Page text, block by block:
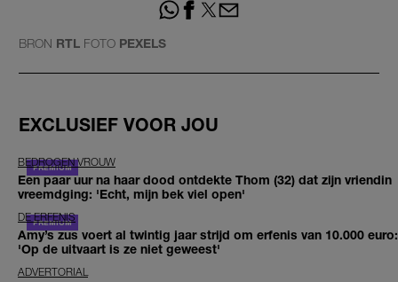
BRON RTL FOTO PEXELS
EXCLUSIEF VOOR JOU
BEDROGEN VROUW
Een paar uur na haar dood ontdekte Thom (32) dat zijn vriendin
vreemdging: 'Echt, mijn bek viel open'
DE ERFENIS
Amy’s zus voert al twintig jaar strijd om erfenis van 10.000 euro:
'Op de uitvaart is ze niet geweest'
ADVERTORIAL